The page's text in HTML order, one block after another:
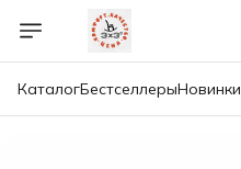
КаталогБестселлерыНовинки